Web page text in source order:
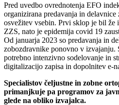
Pred uvedbo ovrednotenja EFO
organizirana predavanja in delavnice
osvežitev vsebin. Prvi sklop je bil že
ZZS, nato je epidemija covid 19
Od januarja 2023 so predavanja in
zobozdravnike ponovno v
potrebno intenzivno sodelovanje in
digitalizacijo zapisa in dopolnitev e-
Specialistov čeljustne in zobne
primanjkuje pa programov za
glede na obliko izvajalca.